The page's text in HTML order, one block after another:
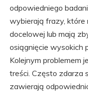
odpowiedniego
wybierają frazy, które
docelowej lub mają
osiągnięcie wysokich
Kolejnym problemem
treści. Często zdarza
zawierają